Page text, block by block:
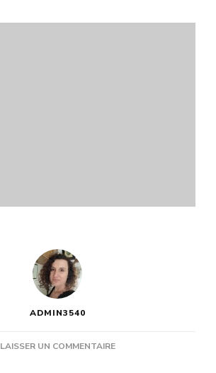
ADMIN3540
LAISSER UN COMMENTAIRESUR